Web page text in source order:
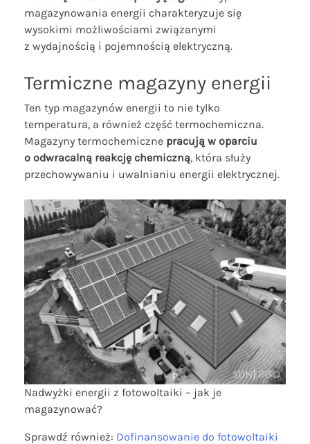
magazynowania energii charakteryzuje się
wysokimi możliwościami związanymi
z wydajnością i pojemnością elektryczną.
Termiczne magazyny energii
Ten typ magazynów energii to nie tylko
temperatura, a również część termochemiczna.
Magazyny termochemiczne pracują w oparciu
o odwracalną reakcję chemiczną, która służy
przechowywaniu i uwalnianiu energii elektrycznej.
Nadwyżki energii z fotowoltaiki – jak je
magazynować?
Sprawdź również: Dofinansowanie do fotowoltaiki